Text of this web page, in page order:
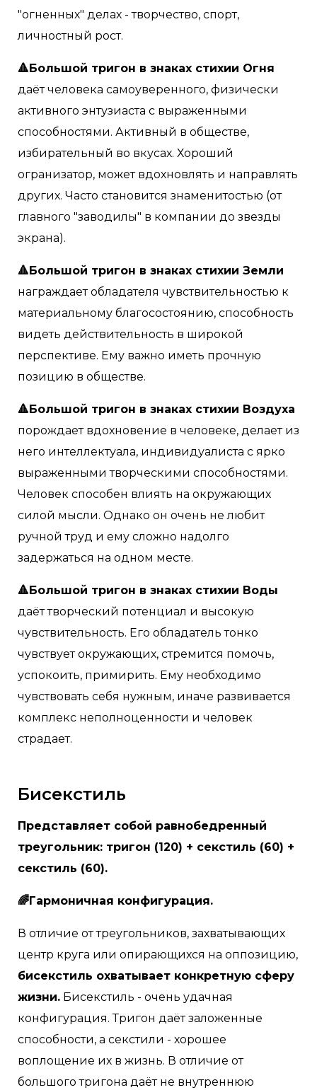
"огненных" делах - творчество, спорт,
личностный рост.
🔺Большой тригон в знаках стихии Огня
даёт человека самоуверенного, физически
активного энтузиаста с выраженными
способностями. Активный в обществе,
избирательный во вкусах. Хороший
огранизатор, может вдохновлять и направлять
других. Часто становится знаменитостью (от
главного "заводилы" в компании до звезды
экрана).
🔺Большой тригон в знаках стихии Земли
награждает обладателя чувствительностью к
материальному благосостоянию, способность
видеть действительность в широкой
перспективе. Ему важно иметь прочную
позицию в обществе.
🔺Большой тригон в знаках стихии Воздуха
порождает вдохновение в человеке, делает из
него интеллектуала, индивидуалиста с ярко
выраженными творческими способностями.
Человек способен влиять на окружающих
силой мысли. Однако он очень не любит
ручной труд и ему сложно надолго
задержаться на одном месте.
🔺Большой тригон в знаках стихии Воды
даёт творческий потенциал и высокую
чувствительность. Его обладатель тонко
чувствует окружающих, стремится помочь,
успокоить, примирить. Ему необходимо
чувствовать себя нужным, иначе развивается
комплекс неполноценности и человек
страдает.
Бисекстиль
Представляет собой равнобедренный
треугольник: тригон (120) + секстиль (60) +
секстиль (60).
🌈Гармоничная конфигурация.
В отличие от треугольников, захватывающих
центр круга или опирающихся на оппозицию,
бисекстиль охватывает конкретную сферу
жизни. Бисекстиль - очень удачная
конфигурация. Тригон даёт заложенные
способности, а секстили - хорошее
воплощение их в жизнь. В отличие от
большого тригона даёт не внутреннюю